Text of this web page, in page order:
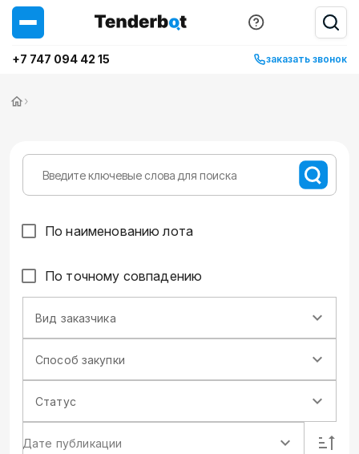
+7 747 094 42 15 заказать звонок
›
По наименованию лота
По точному совпадению
Вид заказчика
Способ закупки
Статус
Дате публикации